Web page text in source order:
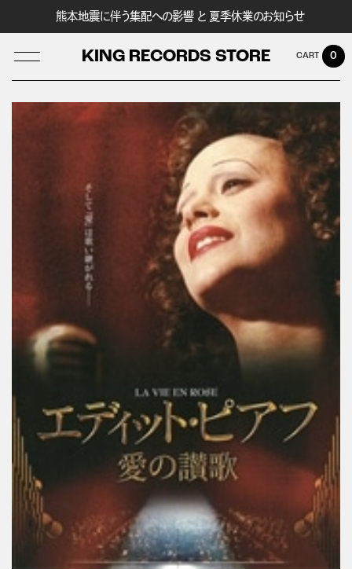
熊本地震に伴う集配への影響 と 夏季休業のお知らせ
KING RECORDS STORE 0